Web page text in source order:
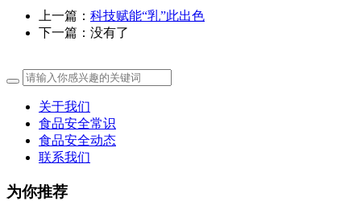
上一篇： 科技赋能“乳”此出色
下一篇：没有了
关于我们
食品安全常识
食品安全动态
联系我们
为你推荐